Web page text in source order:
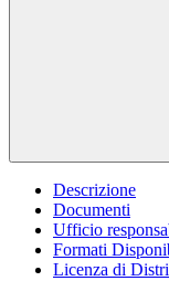
Descrizione
Documenti
Ufficio
Formati
Licenza di